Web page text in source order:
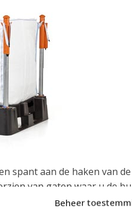
Beheer
spant aan de haken van
van gaten waar u de